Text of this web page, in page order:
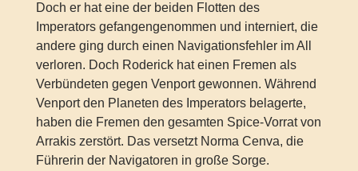
Doch er hat eine der beiden Flotten des
Imperators gefangengenommen und interniert, die
andere ging durch einen Navigationsfehler im All
verloren. Doch Roderick hat einen Fremen als
Verbündeten gegen Venport gewonnen. Während
Venport den Planeten des Imperators belagerte,
haben die Fremen den gesamten Spice-Vorrat von
Arrakis zerstört. Das versetzt Norma Cenva, die
Führerin der Navigatoren in große Sorge.